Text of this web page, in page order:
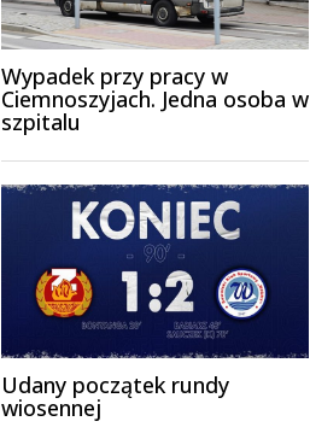
Wypadek przy pracy w
Ciemnoszyjach. Jedna osoba w
szpitalu
Udany początek rundy
wiosennej